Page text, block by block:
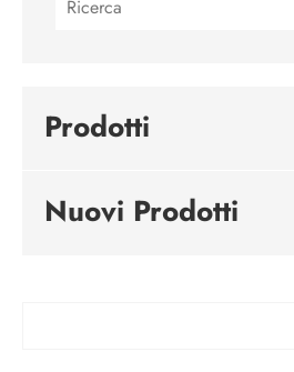
Prodotti
Nuovi Prodotti